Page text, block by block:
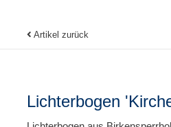
Artikel zurück
Lichterbogen